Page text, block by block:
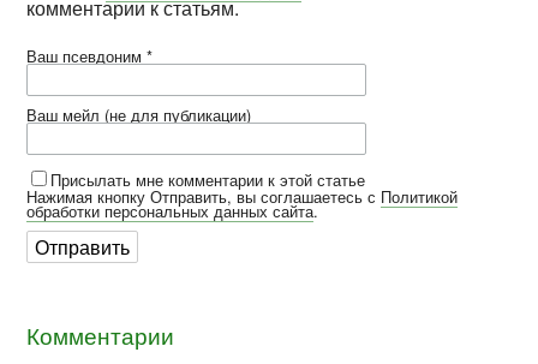
комментарии к статьям.
Ваш псевдоним *
Ваш мейл (не для публикации)
Присылать мне комментарии к этой статье
Нажимая кнопку Отправить, вы соглашаетесь с Политикой
обработки персональных данных сайта.
Комментарии